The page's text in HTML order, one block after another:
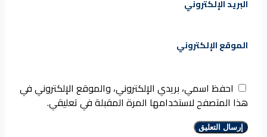
البريد الإلكتروني
الموقع الإلكتروني
احفظ اسمي، بريدي الإلكتروني، والموقع الإلكتروني في
هذا المتصفح لاستخدامها المرة المقبلة في تعليقي.